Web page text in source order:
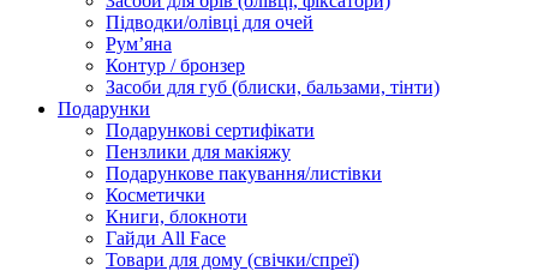
Підводки/олівці для очей
Румʼяна
Контур / бронзер
Засоби для губ (блиски, бальзами, тінти)
Подарунки
Подарункові сертифікати
Пензлики для макіяжу
Подарункове пакування/листівки
Косметички
Книги, блокноти
Гайди All Face
Товари для дому (свічки/спреї)